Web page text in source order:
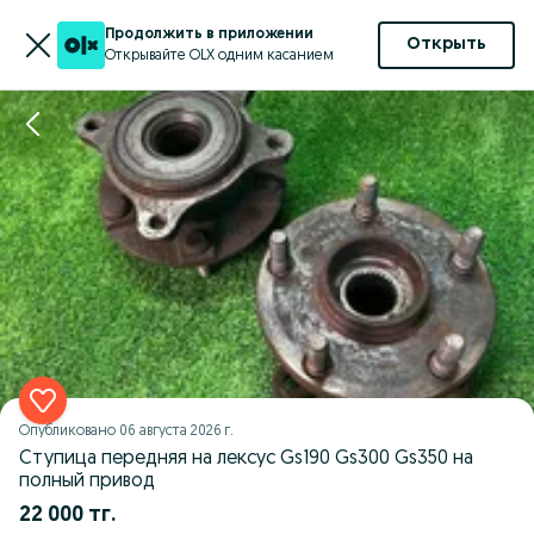
Продолжить в приложении
Открывайте OLX одним касанием
Открыть
Опубликовано 06 августа 2026 г.
Ступица передняя на лексус Gs190 Gs300 Gs350 на
полный привод
22 000 тг.